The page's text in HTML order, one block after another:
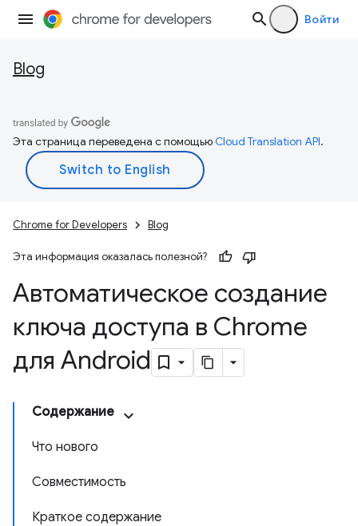
Войти
Blog
Эта страница переведена с помощьюCloud Translation API.
Chrome for Developers Blog
Эта информация оказалась полезной?
Автоматическое создание
ключа доступа в Chrome
для Android
Содержание
Что нового
Совместимость
Краткое содержание